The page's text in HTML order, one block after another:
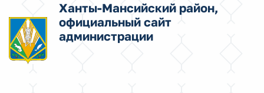
Ханты-Мансийский район,
официальный сайт
администрации